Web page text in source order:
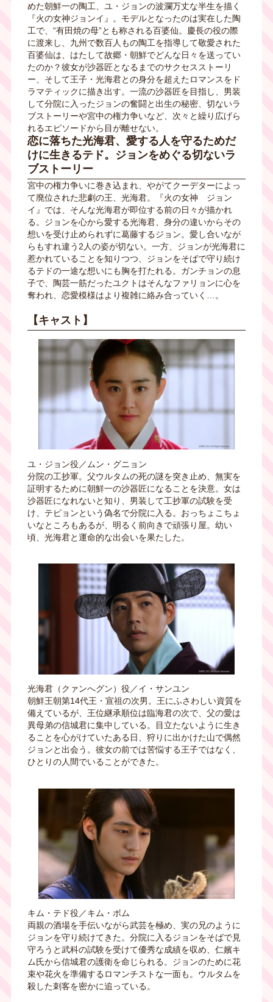
めた朝鮮一の陶工、ユ・ジョンの波瀾万丈な半生を描く
『火の女神ジョンイ』。モデルとなったのは実在した陶
工で、“有田焼の母”とも称される百婆仙。慶長の役の際
に渡来し、九州で数百人もの陶工を指導して敬愛された
百婆仙は、はたして故郷・朝鮮でどんな日々を送ってい
たのか？彼女が沙器匠となるまでのサクセスストーリ
ー、そして王子・光海君との身分を超えたロマンスをド
ラマティックに描き出す。一流の沙器匠を目指し、男装
して分院に入ったジョンの奮闘と出生の秘密、切ないラ
ブストーリーや宮中の権力争いなど、次々と繰り広げら
れるエピソードから目が離せない。
恋に落ちた光海君、愛する人を守るためだ
けに生きるテド。ジョンをめぐる切ないラ
ブストーリー
宮中の権力争いに巻き込まれ、やがてクーデターによっ
て廃位された悲劇の王、光海君。『火の女神 ジョン
イ』では、そんな光海君が即位する前の日々が描かれ
る。ジョンを心から愛する光海君、身分の違いからその
想いを受け止められずに葛藤するジョン。愛し合いなが
らもすれ違う2人の姿が切ない。一方、ジョンが光海君に
惹かれていることを知りつつ、ジョンをそばで守り続け
るテドの一途な想いにも胸を打たれる。ガンチョンの息
子で、陶芸一筋だったユクトはそんなファリョンに心を
奪われ、恋愛模様はより複雑に絡み合っていく…。
【キャスト】
ユ・ジョン役／ムン・グニョン
分院の工抄軍。父ウルタムの死の謎を突き止め、無実を
証明するために朝鮮一の沙器匠になることを決意。女は
沙器匠になれないと知り、男装して工抄軍の試験を受
け、テピョンという偽名で分院に入る。おっちょこちょ
いなところもあるが、明るく前向きで頑張り屋。幼い
頃、光海君と運命的な出会いを果たした。
光海君（クァンへグン）役／イ・サンユン
朝鮮王朝第14代王・宣祖の次男。王にふさわしい資質を
備えているが、王位継承順位は臨海君の次で、父の愛は
異母弟の信城君に集中している。目立たないように生き
ることを心がけていたある日、狩りに出かけた山で偶然
ジョンと出会う。彼女の前では苦悩する王子ではなく、
ひとりの人間でいることができた。
キム・テド役／キム・ボム
両親の酒場を手伝いながら武芸を極め、実の兄のように
ジョンを守り続けてきた。分院に入るジョンをそばで見
守ろうと武科の試験を受けて優秀な成績を収め、仁嬪キ
ム氏から信城君の護衛を命じられる。ジョンのために花
束や花火を準備するロマンチストな一面も。ウルタムを
殺した刺客を密かに追っている。